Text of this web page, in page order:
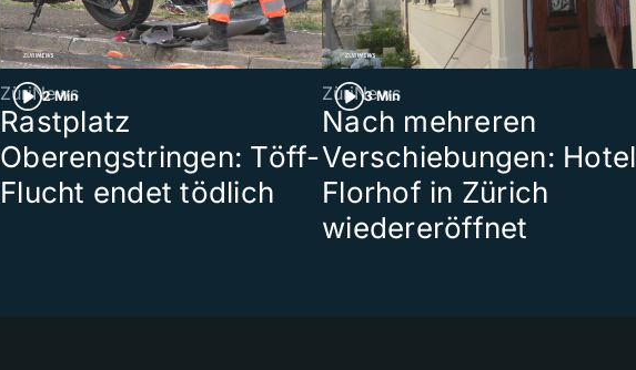
2 Min
ZüriNews
Rastplatz
Oberengstringen: Töff-
Flucht endet tödlich
3 Min
ZüriNews
Nach mehreren
Verschiebungen: Hotel
Florhof in Zürich
wiedereröffnet